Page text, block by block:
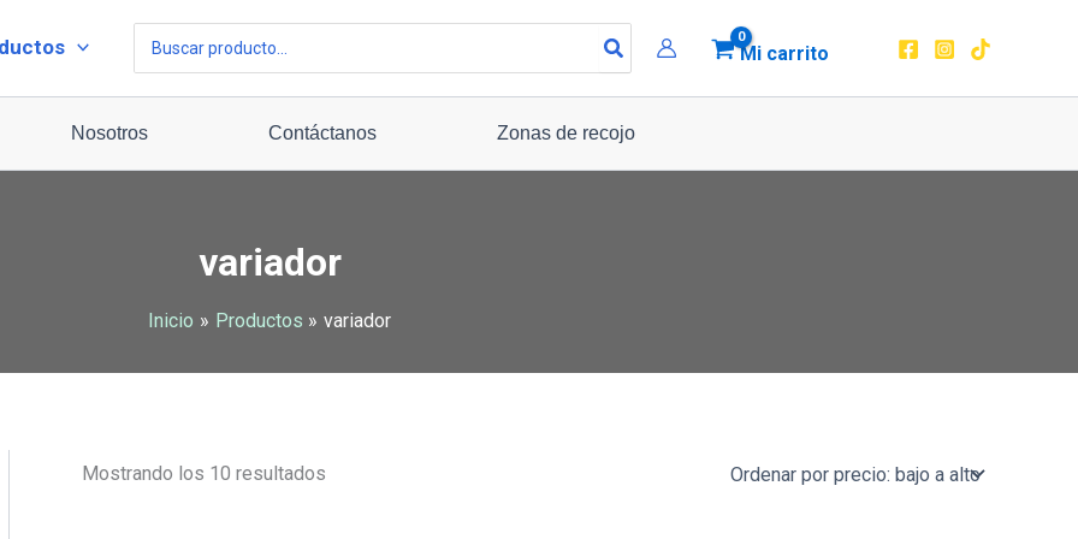
por:
Mi carrito
Nosotros Contáctanos Zonas de recojo
variador
Inicio Productos variador
Mostrando los 10 resultados
por
alto